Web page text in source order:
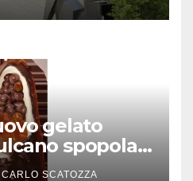
gelato
spopola,
CARLO SCATOZZA